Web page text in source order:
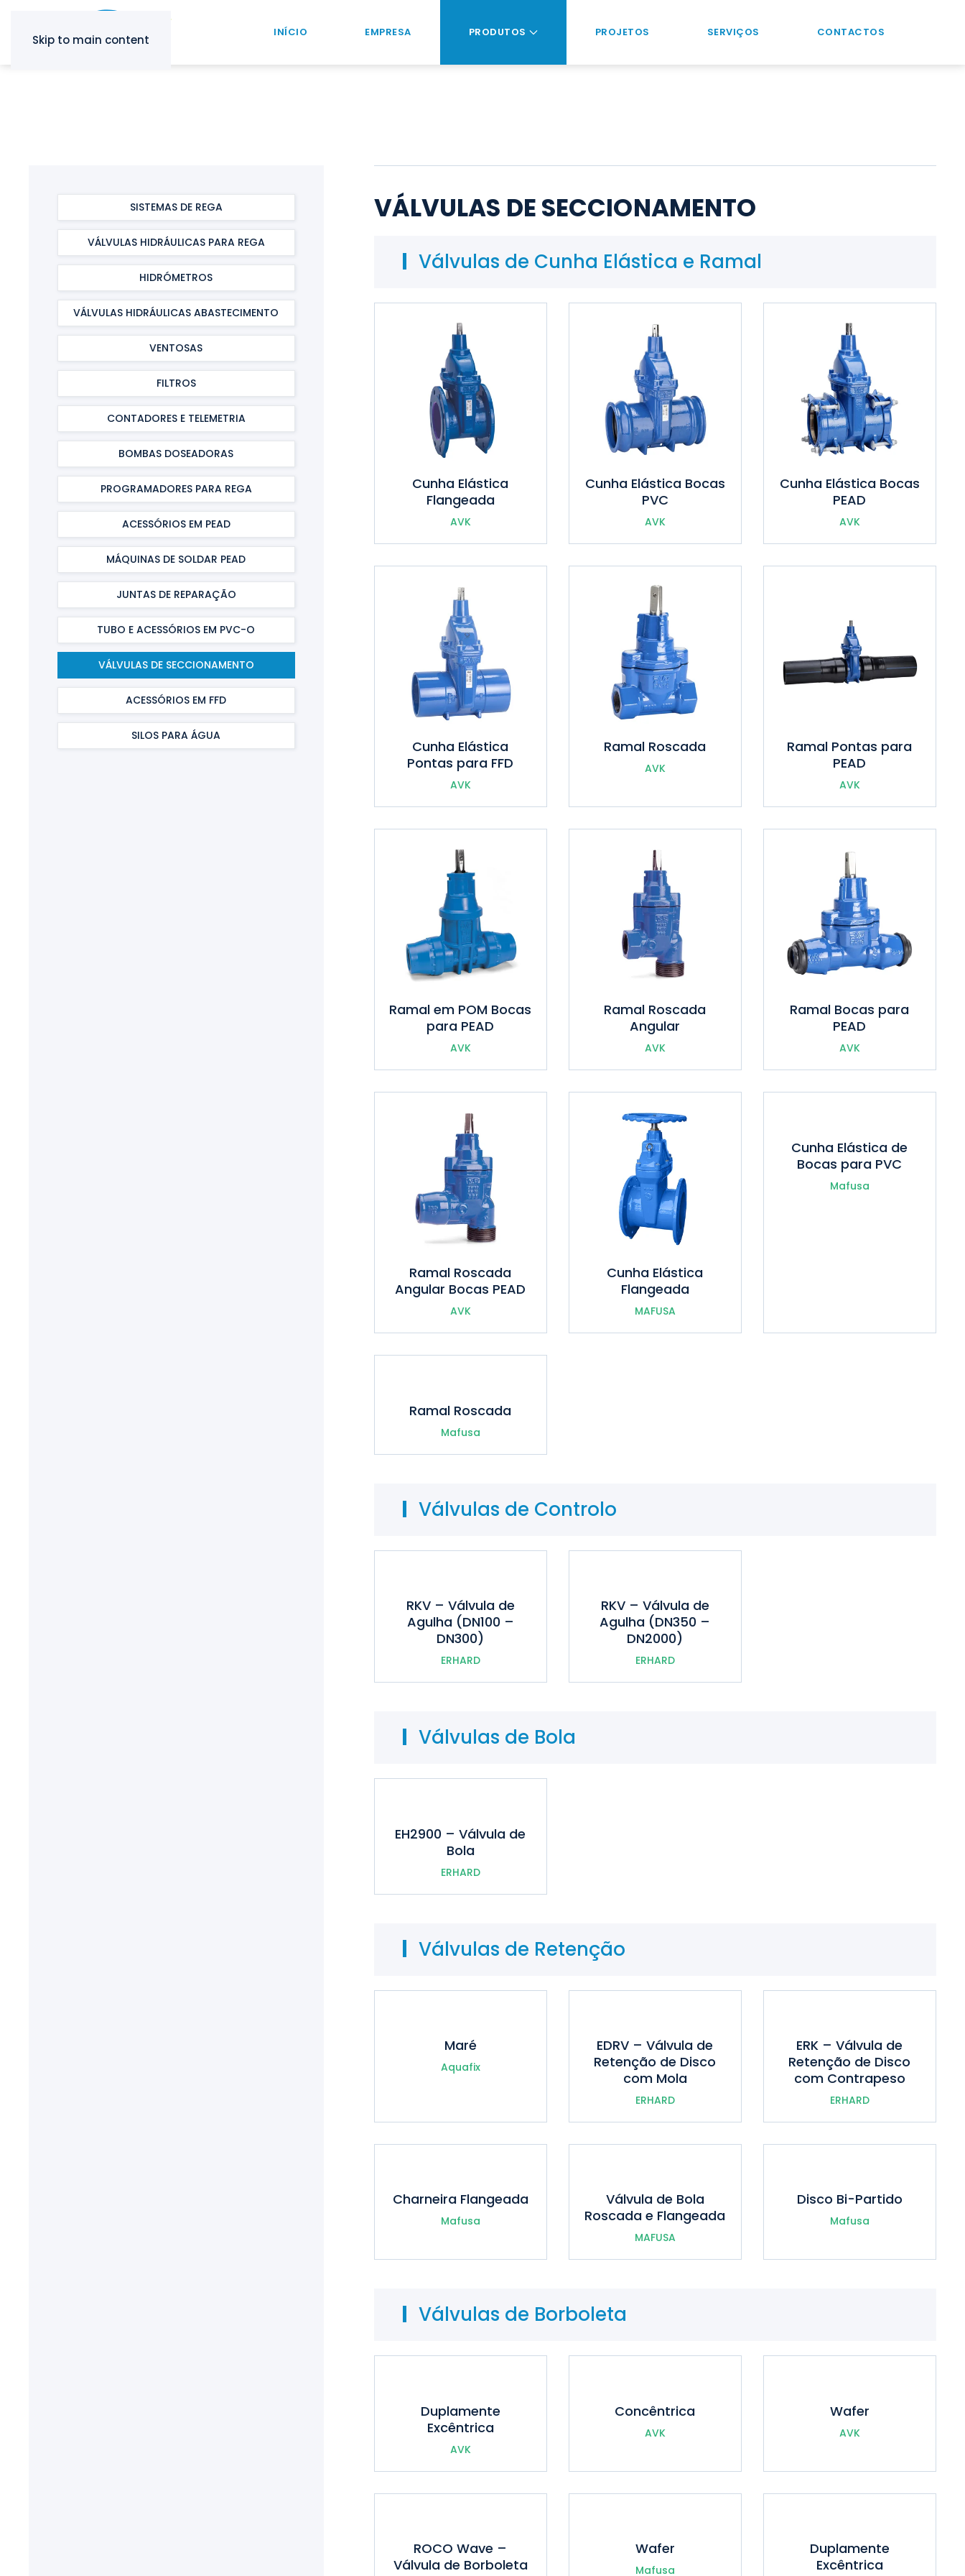
Skip to main content
INÍCIO EMPRESA PRODUTOS PROJETOS SERVIÇOS CONTACTOS
SISTEMAS DE REGA
VÁLVULAS HIDRÁULICAS PARA REGA
HIDRÓMETROS
VÁLVULAS HIDRÁULICAS ABASTECIMENTO
VENTOSAS
FILTROS
CONTADORES E TELEMETRIA
BOMBAS DOSEADORAS
PROGRAMADORES PARA REGA
ACESSÓRIOS EM PEAD
MÁQUINAS DE SOLDAR PEAD
JUNTAS DE REPARAÇÃO
TUBO E ACESSÓRIOS EM PVC-O
VÁLVULAS DE SECCIONAMENTO
ACESSÓRIOS EM FFD
SILOS PARA ÁGUA
VÁLVULAS DE SECCIONAMENTO
Válvulas de Cunha Elástica e Ramal
Cunha Elástica
Flangeada
AVK
Cunha Elástica Bocas
PVC
AVK
Cunha Elástica Bocas
PEAD
AVK
Cunha Elástica
Pontas para FFD
AVK
Ramal Roscada
AVK
Ramal Pontas para
PEAD
AVK
Ramal em POM Bocas
para PEAD
AVK
Ramal Roscada
Angular
AVK
Ramal Bocas para
PEAD
AVK
Ramal Roscada
Angular Bocas PEAD
AVK
Cunha Elástica
Flangeada
MAFUSA
Cunha Elástica de
Bocas para PVC
Mafusa
Ramal Roscada
Mafusa
Válvulas de Controlo
RKV – Válvula de
Agulha (DN100 –
DN300)
ERHARD
RKV – Válvula de
Agulha (DN350 –
DN2000)
ERHARD
Válvulas de Bola
EH2900 – Válvula de
Bola
ERHARD
Válvulas de Retenção
Maré
Aquafix
EDRV – Válvula de
Retenção de Disco
com Mola
ERHARD
ERK – Válvula de
Retenção de Disco
com Contrapeso
ERHARD
Charneira Flangeada
Mafusa
Válvula de Bola
Roscada e Flangeada
MAFUSA
Disco Bi-Partido
Mafusa
Válvulas de Borboleta
Duplamente
Excêntrica
AVK
Concêntrica
AVK
Wafer
AVK
ROCO Wave –
Válvula de Borboleta
Wafer
Mafusa
Duplamente
Excêntrica